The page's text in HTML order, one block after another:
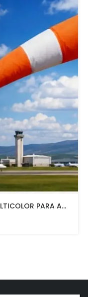
MANGAS (CONOS) DE VIENTO MULTICOLOR PARA AVIACION CON HERRAJE DE MONTAJE A POSTE FAA L807. MADE IN USA. 24" DIAMETRO